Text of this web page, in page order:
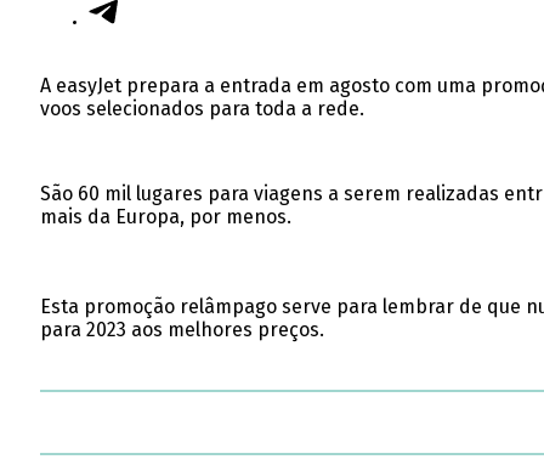
A easyJet prepara a entrada em agosto com uma
voos selecionados para toda a rede.
São 60 mil lugares para viagens a serem realizadas
mais da Europa, por menos.
Esta promoção relâmpago serve para lembrar de que
para 2023 aos melhores preços.